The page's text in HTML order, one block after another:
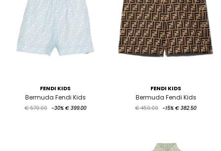
FENDI KIDS
Bermuda Fendi Kids
€ 570.00 -30% € 399.00
FENDI KIDS
Bermuda Fendi Kids
€ 450.00 -15% € 382.50